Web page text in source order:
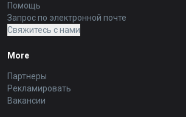
Помощь
Запрос по электронной почте
Свяжитесь с нами
More
Партнеры
Рекламировать
Вакансии